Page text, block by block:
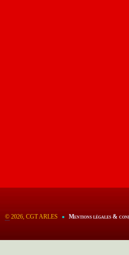
© 2026, CGT ARLES Mentions légales &